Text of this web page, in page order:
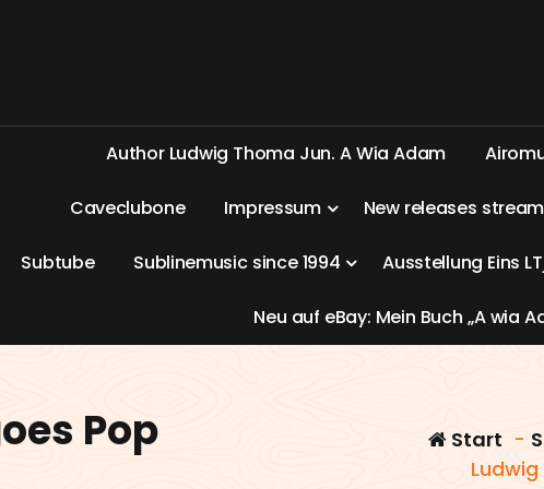
Author Ludwig Thoma Jun. AWia Adam Airom
Caveclubone Impressum New releases stream
Subtube Sublinemusic since1994 Ausstellung Eins LT
Neu auf eBay: Mein Buch „Awia A
Pop
Start -